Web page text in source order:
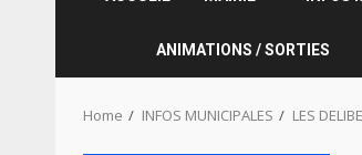
ANIMATIONS / SORTIES
Home INFOS MUNICIPALES LES